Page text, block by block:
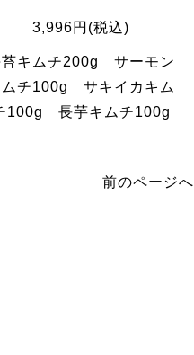
3,996円(税込)
苔キムチ200g サーモン
ムチ100g サキイカキム
100g 長芋キムチ100g
前のページへ